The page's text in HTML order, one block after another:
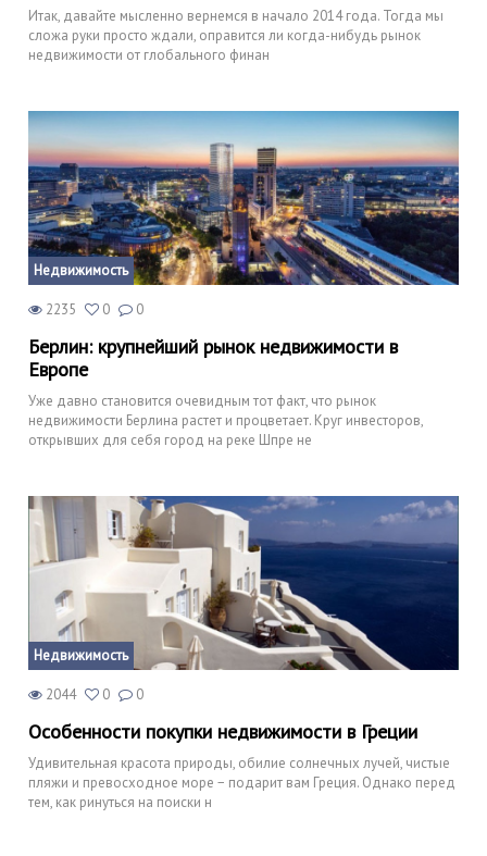
Итак, давайте мысленно вернемся в начало 2014 года. Тогда мы
сложа руки просто ждали, оправится ли когда-нибудь рынок
недвижимости от глобального финан
Недвижимость
2235 0 0
Берлин: крупнейший рынок недвижимости в
Европе
Уже давно становится очевидным тот факт, что рынок
недвижимости Берлина растет и процветает. Круг инвесторов,
открывших для себя город на реке Шпре не
Недвижимость
2044 0 0
Особенности покупки недвижимости в Греции
Удивительная красота природы, обилие солнечных лучей, чистые
пляжи и превосходное море − подарит вам Греция. Однако перед
тем, как ринуться на поиски н